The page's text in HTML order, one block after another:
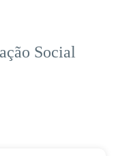
Social